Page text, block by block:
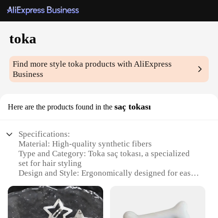
toka
Find more styletoka products with AliExpress
Business
Here are the products found in the saç tokası
Specifications:
Material: High-quality synthetic fibers
Type and Category: Toka saç tokası, a specialized
set for hair styling
Design and Style: Ergonomically designed for ease
Usage and Purpose: Ideal for professional salons
and personal use
Performance and Property: Durable and easy to